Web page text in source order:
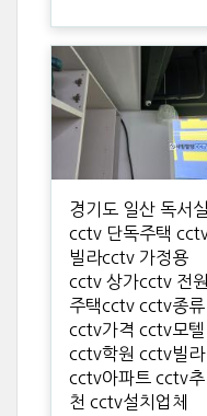
경기도 일산 독서실
cctv 단독주택
빌라cctv 가정용
cctv 상가cctv 전원
주택cctv cctv종류
cctv가격 cctv모텔
cctv학원 cctv빌라
cctv아파트 cctv추
천 cctv설치업체